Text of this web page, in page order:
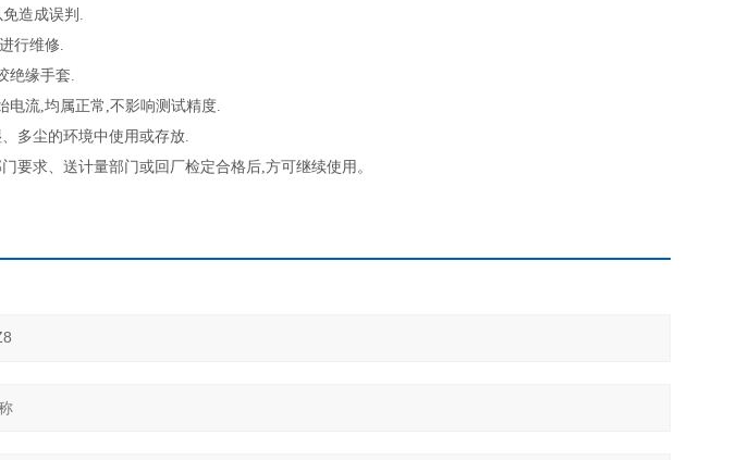
造成误判.
行维修.
绝缘手套.
电流,均属正常,不影响测试精度.
多尘的环境中使用或存放.
要求、送计量部门或回厂检定合格后,方可继续使用。